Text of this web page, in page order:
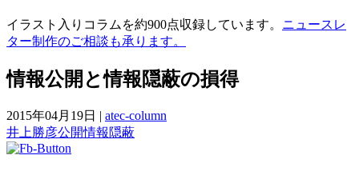
イラスト入りコラムを約900点収録しています。 ニュースレ
ター制作のご相談も承ります。
情報公開と情報隠蔽の損得
2015年04月19日 | atec-column
井上勝彦公開情報 隠蔽